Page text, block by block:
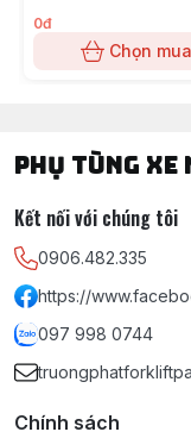
0đ
Chọn mua
PHỤ TÙNG XE
Kết nối với chúng tôi
0906.482.335
https://
097 998 0744
Chính sách